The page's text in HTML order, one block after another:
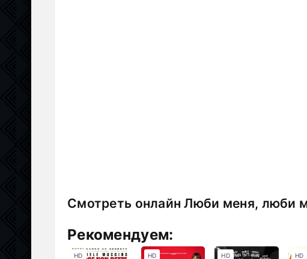
Смотреть онлайн Люби меня, люби
Рекомендуем:
HD HD HD HD